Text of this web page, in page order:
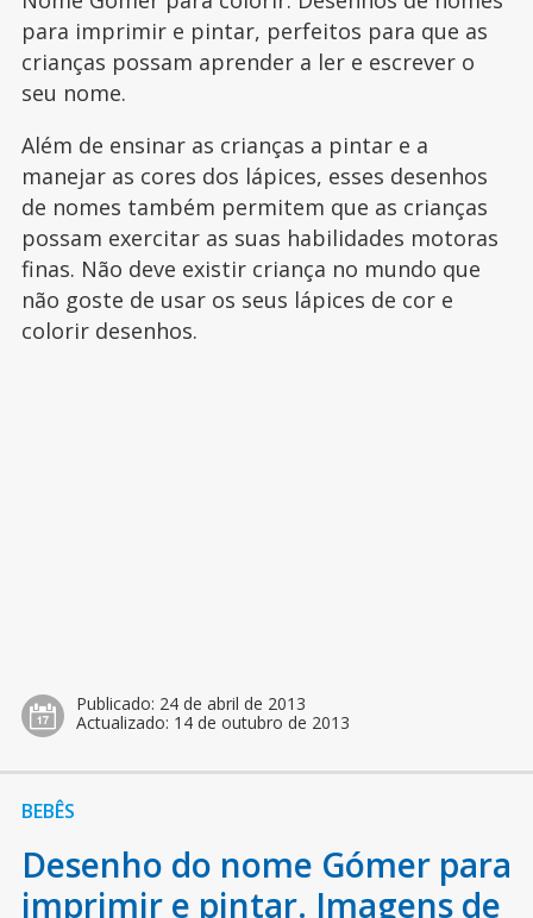
para imprimir e pintar, perfeitos para que as
crianças possam aprender a ler e escrever o
seu nome.
Além de ensinar as crianças a pintar e a
manejar as cores dos lápices, esses desenhos
de nomes também permitem que as crianças
possam exercitar as suas habilidades motoras
finas. Não deve existir criança no mundo que
não goste de usar os seus lápices de cor e
colorir desenhos.
Publicado: 24 de abril de 2013
Actualizado: 14 de outubro de 2013
BEBÊS
Desenho do nome Gómer para
imprimir e pintar. Imagens de